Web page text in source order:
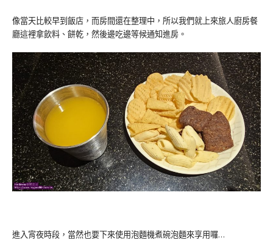
像當天比較早到飯店，而房間還在整理中，所以我們就上來旅人廚房餐
廳這裡拿飲料、餅乾，然後邊吃邊等候通知進房。
進入宵夜時段，當然也要下來使用泡麵機煮碗泡麵來享用囉…